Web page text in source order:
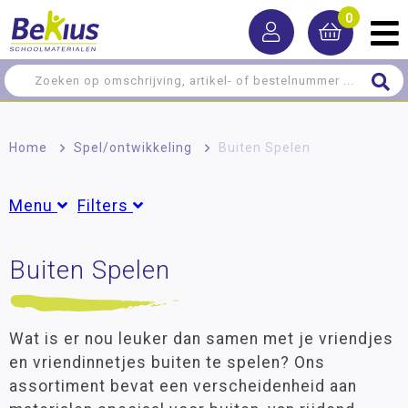
0
Home > Spel/ontwikkeling > Buiten Spelen
Menu Filters
Buiten Spelen
Rijdend Materiaal
Groepen
Dreumes
Peuter(17)
Groep 1(31)
Groep 2(35)
Groep 3 (33)
Groep 4(31)
Buiten Spelen
Wat is er nou leuker dan samen met je vriendjes
en vriendinnetjes buiten te spelen? Ons
assortiment bevat een verscheidenheid aan